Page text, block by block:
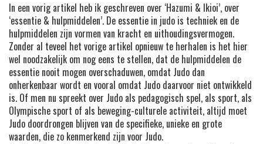
In een vorig artikel heb ik geschreven over ‘Hazumi & Ikioi’, over
‘essentie & hulpmiddelen’. De essentie in judo is techniek en de
hulpmiddelen zijn vormen van kracht en uithoudingsvermogen.
Zonder al teveel het vorige artikel opnieuw te herhalen is het hier
wel noodzakelijk om nog eens te stellen, dat de hulpmiddelen de
essentie nooit mogen overschaduwen, omdat Judo dan
onherkenbaar wordt en vooral omdat Judo daarvoor niet ontwikkeld
is. Of men nu spreekt over Judo als pedagogisch spel, als sport, als
Olympische sport of als beweging-culturele activiteit, altijd moet
Judo doordrongen blijven van de specifieke, unieke en grote
waarden, die zo kenmerkend zijn voor Judo.